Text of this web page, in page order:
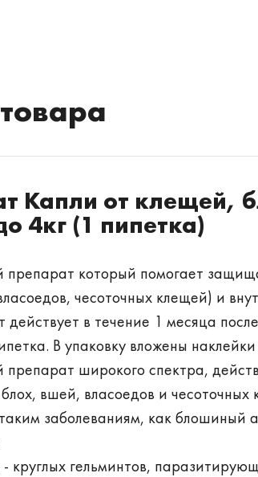
Капли от клещей,
4кг (1 пипетка)
препарат который помогает
чесоточных клещей) и
в течение 1 месяца
В упаковку вложены
препарат широкого спектра,
вшей, власоедов и чесоточных
заболеваниям, как блошиный
круглых гельминтов,